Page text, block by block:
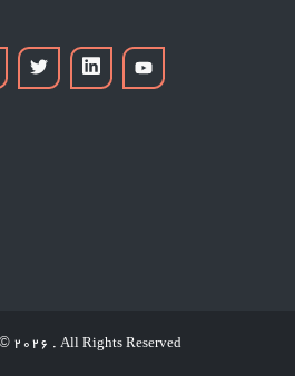
2026 . All Rights Reserved